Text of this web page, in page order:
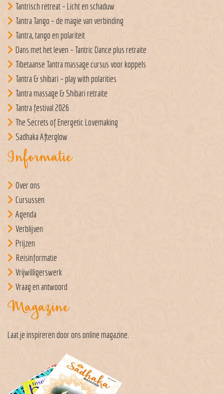
Tantrisch retreat – Licht en schaduw
Tantra Tango – de magie van verbinding
Tantra, tango en polariteit
Dans met het leven – Tantric Dance plus retraite
Tibetaanse Tantra massage cursus voor koppels
Tantra & shibari – play with polarities
Tantra massage & Shibari retraite
Tantra festival 2026
The Secrets of Energetic Lovemaking
Sadhaka Afterglow
Informatie
Over ons
Cursussen
Agenda
Verblijven
Prijzen
Reisinformatie
Vrijwilligerswerk
Vraag en antwoord
Magazine
Laat je inspireren door onsonline magazine.